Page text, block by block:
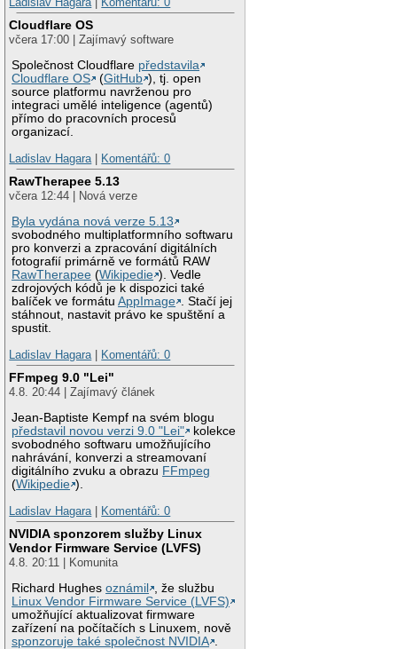
Cloudflare OS
včera 17:00 | Zajímavý software
Společnost Cloudflare představila
Cloudflare OS
(GitHub ), tj. open
source platformu navrženou pro
integraci umělé inteligence (agentů)
přímo do pracovních procesů
organizací.
Ladislav Hagara
Komentářů: 0
RawTherapee 5.13
včera 12:44 | Nová verze
Byla vydána nová verze 5.13
svobodného multiplatformního softwaru
pro konverzi a zpracování digitálních
fotografií primárně ve formátů RAW
RawTherapee (Wikipedie ). Vedle
zdrojových kódů je k dispozici také
balíček ve formátuAppImage . Stačí jej
stáhnout, nastavit právo ke spuštění a
spustit.
Ladislav Hagara
Komentářů: 0
FFmpeg 9.0 "Lei"
4.8. 20:44 | Zajímavý článek
Jean-Baptiste Kempf na svém blogu
představil novou verzi 9.0 "Lei"
kolekce
svobodného softwaru umožňujícího
nahrávání, konverzi a streamovaní
digitálního zvuku a obrazu FFmpeg
(Wikipedie ).
Ladislav Hagara
Komentářů: 0
NVIDIA sponzorem služby Linux
Vendor Firmware Service (LVFS)
4.8. 20:11 | Komunita
Richard Hughesoznámil
, že službu
Linux Vendor Firmware Service (LVFS)
umožňující aktualizovat firmware
zařízení na počítačích s Linuxem, nově
sponzoruje také společnost NVIDIA .